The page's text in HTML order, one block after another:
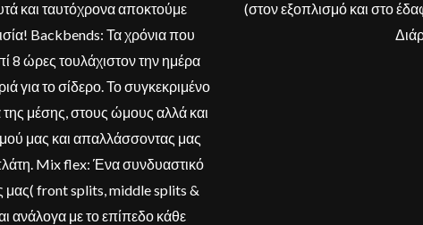
και ταυτόχρονα αποκτούμε
Backbends: Τα χρόνια που
8 ώρες τουλάχιστον την ημέρα
για το σίδερο. Το συγκεκριμένο
της μέσης, στους ώμους αλλά και
μας και απαλλάσσοντας μας
Mix flex: Ένα συνδυαστικό
μας( front splits, middle splits &
ανάλογα με το επίπεδο κάθε
(στον εξοπλισμό και στο